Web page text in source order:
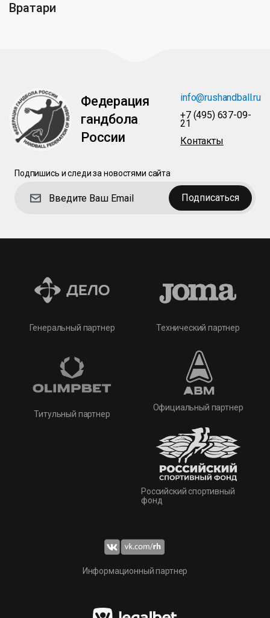
Вратари
Федерация
гандбола
России
info@rushandball.ru
+7 (495) 637-09-
21
Контакты
Подпишись и следи за новостями сайта
Подписаться
Генеральный партнер
Титульный партнер
Технический партнер
Официальный партнер
Российский спортивный
фонд
Информационный партнер